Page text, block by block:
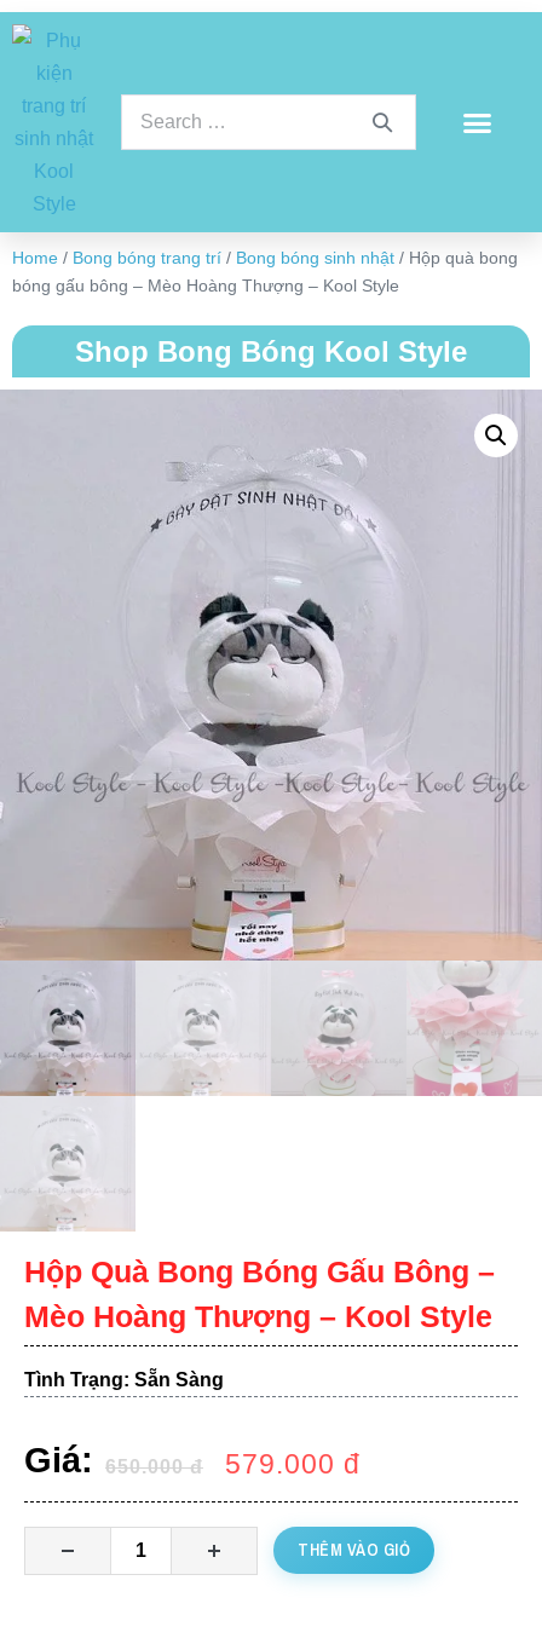
Home / Bong bóng trang trí / Bong bóng sinh nhật / Hộp quà bong
bóng gấu bông – Mèo Hoàng Thượng – Kool Style
Shop Bong Bóng Kool Style
Hộp Quà Bong Bóng Gấu Bông –
Mèo Hoàng Thượng – Kool Style
Tình Trạng: Sẵn Sàng
Giá: 650.000đ 579.000 đ
THÊM VÀO GIỎ